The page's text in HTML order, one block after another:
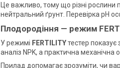
Це важливо, тому що різні рослини
нейтральний ґрунт. Перевірка pH
Плодородіння — режим
У режимі FERTILITYтестер показує
аналіз NPK, а практична механічна
Прилад допомагає зрозуміти, чи